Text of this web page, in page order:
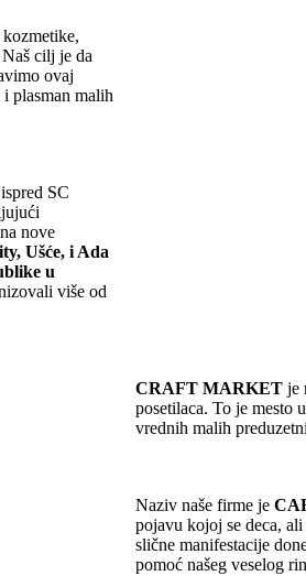
kozmetike,
cilj je da
ovaj
plasman malih
SC
nove
Ušće, i Ada
u
više od
CRAFT MARKET je
posetilaca. To je mesto
vrednih malih
Naziv naše firme je
pojavu kojoj se deca,
slične manifestacije
pomoć našeg veselog